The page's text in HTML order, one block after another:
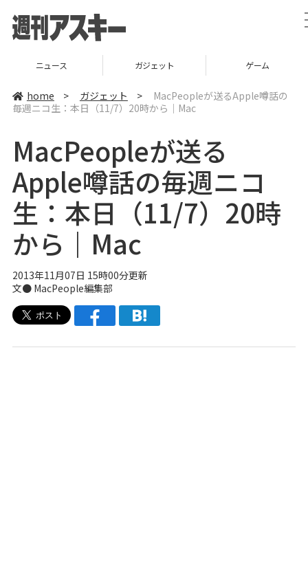
ニュース ガジェット ゲーム
home > ガジェット >
MacPeopleが送るApple噂話の
毎週ニコ生：本日（11/7）20時から｜Mac
MacPeopleが送る
Apple噂話の毎週ニコ
生：本日（11/7）20時
から｜Mac
2013年11月07日 15時00分更新
文● MacPeople編集部